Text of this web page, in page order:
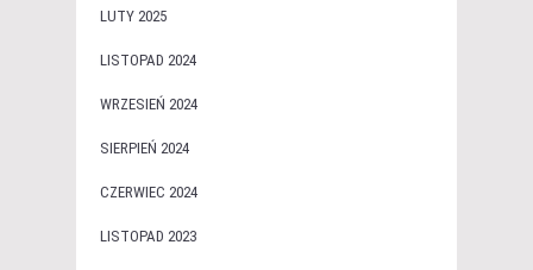
LUTY 2025
LISTOPAD 2024
WRZESIEŃ 2024
SIERPIEŃ 2024
CZERWIEC 2024
LISTOPAD 2023